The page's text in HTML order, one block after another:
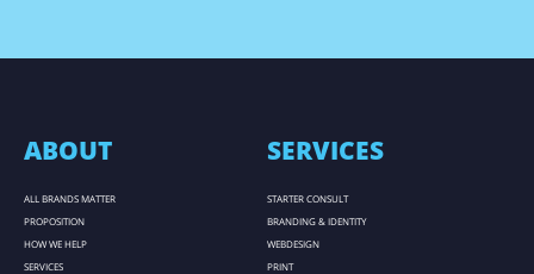
ABOUT
ALL BRANDS MATTER
PROPOSITION
HOW WE HELP
SERVICES
SERVICES
STARTER CONSULT
BRANDING & IDENTITY
WEBDESIGN
PRINT